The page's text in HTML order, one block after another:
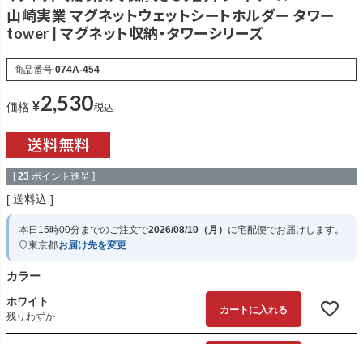
山崎実業 マグネットウェットシートホルダー タワー
tower | マグネット収納・タワーシリーズ
商品番号 074A-454
価格 ¥2,530税込
[ 23 ポイント進呈 ]
送料込
本日 15時00分までのご注文で2026/08/10（月） に宅配便でお届けします。
東京都お届け先を変更
カラー
ホワイト
残りわずか
カートに入れる